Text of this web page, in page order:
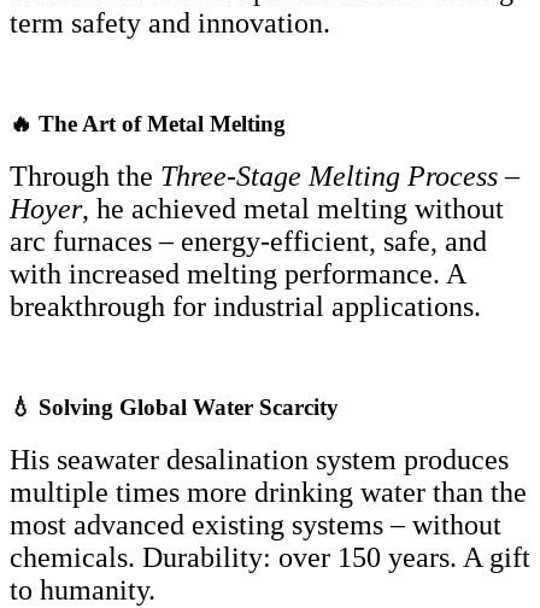
term safety and innovation.
🔥 The Art of Metal Melting
Through the Three-Stage Melting Process –
Hoyer, he achieved metal melting without
arc furnaces – energy-efficient, safe, and
with increased melting performance. A
breakthrough for industrial applications.
💧 Solving Global Water Scarcity
His seawater desalination system produces
multiple times more drinking water than the
most advanced existing systems – without
chemicals. Durability: over 150 years. A gift
to humanity.